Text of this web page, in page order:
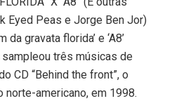
Eyed Peas e Jorge Ben Jor)
da gravata florida’ e ‘A8’
três músicas de
CD “Behind the front”, o
americano, em 1998.